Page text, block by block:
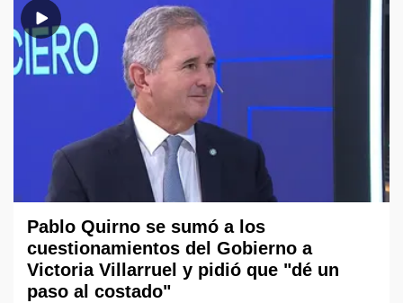
Pablo Quirno se sumó a los
cuestionamientos del Gobierno a
Victoria Villarruel y pidió que "dé un
paso al costado"